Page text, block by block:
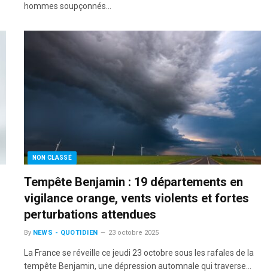
hommes soupçonnés…
NON CLASSÉ
Tempête Benjamin : 19 départements en
vigilance orange, vents violents et fortes
perturbations attendues
By NEWS - QUOTIDIEN 23 octobre 2025
La France se réveille ce jeudi 23 octobre sous les rafales de la
tempête Benjamin, une dépression automnale qui traverse…